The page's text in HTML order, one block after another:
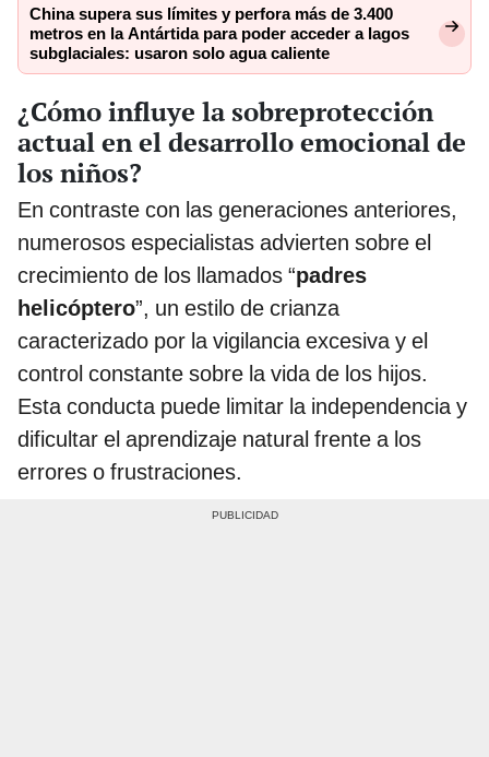
China supera sus límites y perfora más de 3.400
metros en la Antártida para poder acceder a lagos
subglaciales: usaron solo agua caliente
¿Cómo influye la sobreprotección
actual en el desarrollo emocional de
los niños?
En contraste con las generaciones anteriores,
numerosos especialistas advierten sobre el
crecimiento de los llamados “padres
helicóptero”, un estilo de crianza
caracterizado por la vigilancia excesiva y el
control constante sobre la vida de los hijos.
Esta conducta puede limitar la independencia y
dificultar el aprendizaje natural frente a los
errores o frustraciones.